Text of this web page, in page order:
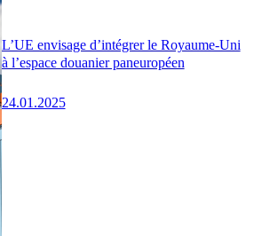
L’UE envisage d’intégrer le Royaume-Uni
à l’espace douanier paneuropéen
24.01.2025